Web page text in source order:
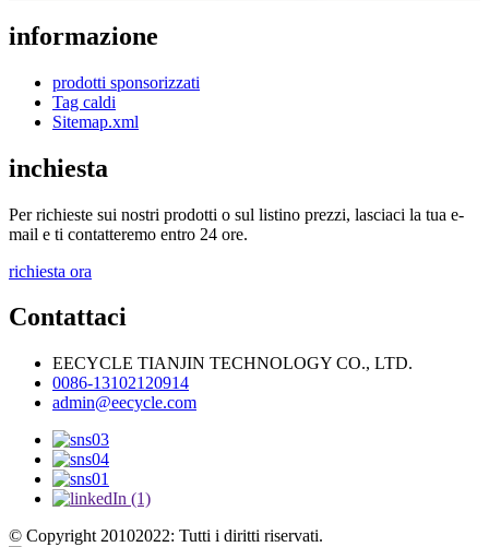
informazione
prodotti sponsorizzati
Tag caldi
Sitemap.xml
inchiesta
Per richieste sui nostri prodotti o sul listino prezzi, lasciaci la tua e-
mail e ti contatteremo entro 24 ore.
richiesta ora
Contattaci
EECYCLE TIANJIN TECHNOLOGY CO., LTD.
0086-13102120914
admin@eecycle.com
© Copyright 20102022: Tutti i diritti riservati.